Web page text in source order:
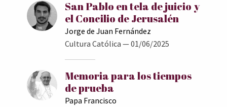
San Pablo en tela de juicio y
el Concilio de Jerusalén
Jorge de Juan Fernández
Cultura Católica — 01/06/2025
Memoria para los tiempos
de prueba
Papa Francisco